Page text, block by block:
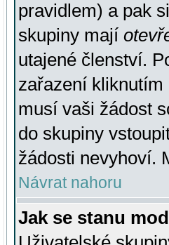
pravidlem) a pak
skupiny mají
utajené členství.
zařazení
musí vaši žádost
do skupiny
žádosti nevyhoví.
Návrat nahoru
Jak se stanu